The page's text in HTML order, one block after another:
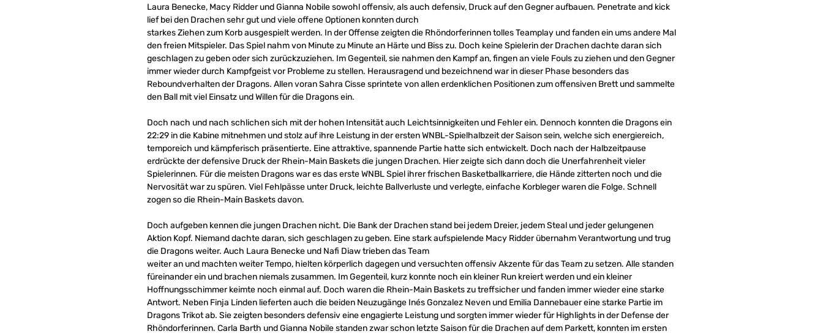
Laura Benecke, Macy Ridder und Gianna Nobile sowohl offensiv, als auch defensiv, Druck auf den Gegner aufbauen. Penetrate and kick
lief bei den Drachen sehr gut und viele offene Optionen konnten durch
starkes Ziehen zum Korb ausgespielt werden. In der Offense zeigten die Rhöndorferinnen tolles Teamplay und fanden ein ums andere Mal
den freien Mitspieler. Das Spiel nahm von Minute zu Minute an Härte und Biss zu. Doch keine Spielerin der Drachen dachte daran sich
geschlagen zu geben oder sich zurückzuziehen. Im Gegenteil, sie nahmen den Kampf an, fingen an viele Fouls zu ziehen und den Gegner
immer wieder durch Kampfgeist vor Probleme zu stellen. Herausragend und bezeichnend war in dieser Phase besonders das
Reboundverhalten der Dragons. Allen voran Sahra Cisse sprintete von allen erdenklichen Positionen zum offensiven Brett und sammelte
den Ball mit viel Einsatz und Willen für die Dragons ein.
Doch nach und nach schlichen sich mit der hohen Intensität auch Leichtsinnigkeiten und Fehler ein. Dennoch konnten die Dragons ein
22:29 in die Kabine mitnehmen und stolz auf ihre Leistung in der ersten WNBL-Spielhalbzeit der Saison sein, welche sich energiereich,
temporeich und kämpferisch präsentierte. Eine attraktive, spannende Partie hatte sich entwickelt. Doch nach der Halbzeitpause
erdrückte der defensive Druck der Rhein-Main Baskets die jungen Drachen. Hier zeigte sich dann doch die Unerfahrenheit vieler
Spielerinnen. Für die meisten Dragons war es das erste WNBL Spiel ihrer frischen Basketballkarriere, die Hände zitterten noch und die
Nervosität war zu spüren. Viel Fehlpässe unter Druck, leichte Ballverluste und verlegte, einfache Korbleger waren die Folge. Schnell
zogen so die Rhein-Main Baskets davon.
Doch aufgeben kennen die jungen Drachen nicht. Die Bank der Drachen stand bei jedem Dreier, jedem Steal und jeder gelungenen
Aktion Kopf. Niemand dachte daran, sich geschlagen zu geben. Eine stark aufspielende Macy Ridder übernahm Verantwortung und trug
die Dragons weiter. Auch Laura Benecke und Nafi Diaw trieben das Team
weiter an und machten weiter Tempo, hielten körperlich dagegen und versuchten offensiv Akzente für das Team zu setzen. Alle standen
füreinander ein und brachen niemals zusammen. Im Gegenteil, kurz konnte noch ein kleiner Run kreiert werden und ein kleiner
Hoffnungsschimmer keimte noch einmal auf. Doch waren die Rhein-Main Baskets zu treffsicher und fanden immer wieder eine starke
Antwort. Neben Finja Linden lieferten auch die beiden Neuzugänge Inés Gonzalez Neven und Emilia Dannebauer eine starke Partie im
Dragons Trikot ab. Sie zeigten besonders defensiv eine engagierte Leistung und sorgten immer wieder für Highlights in der Defense der
Rhöndorferinnen. Carla Barth und Gianna Nobile standen zwar schon letzte Saison für die Drachen auf dem Parkett, konnten im ersten